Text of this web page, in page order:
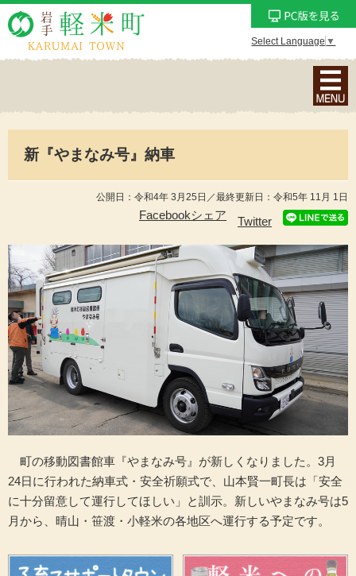
Select Language ▼
ナ
ビ
ン
メ
ュ
ー
を
表
示
新『やまなみ号』納車
公開日：令和4年 3月25日／最終更新日：令和5年 11月 1日
Facebookシェア Twitter
町の移動図書館車『やまなみ号』が新しくなりました。3月
24日に行われた納車式・安全祈願式で、山本賢一町長は「安全
に十分留意して運行してほしい」と訓示。新しいやまなみ号は5
月から、晴山・笹渡・小軽米の各地区へ運行する予定です。